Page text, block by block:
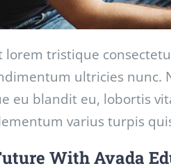
lorem tristique
ultricies nunc.
eu blandit eu, lobortis
varius turpis
With Avada